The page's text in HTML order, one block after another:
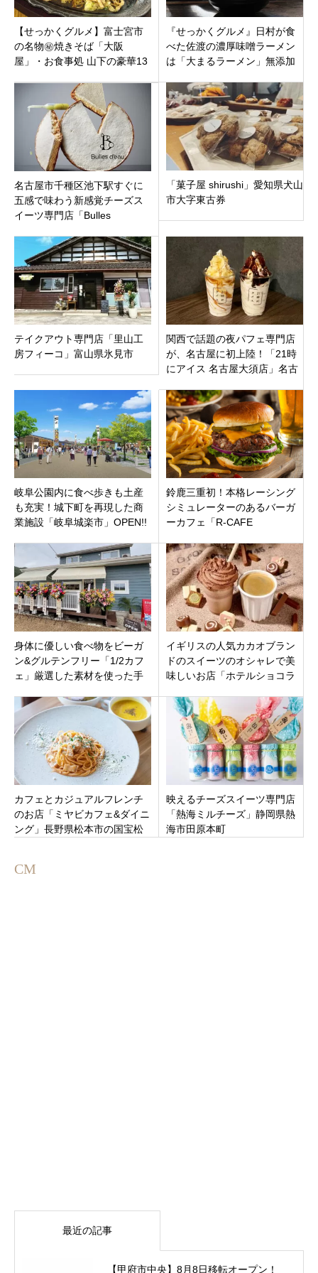
【せっかくグルメ】富士宮市
の名物㊙焼きそば「大阪
屋」・お食事処 山下の豪華13
「かつゆう」まとめ！
『せっかくグルメ』日村が食
べた佐渡の濃厚味噌ラーメン
は「大まるラーメン」無添加
選べるラーメン
名古屋市千種区池下駅すぐに
五感で味わう新感覚チーズス
イーツ専門店「Bulles
月11日オープン
「菓子屋 shirushi」愛知県犬山
市大字東古券
テイクアウト専門店「里山工
房フィーコ」富山県氷見市
関西で話題の夜パフェ専門店
が、名古屋に初上陸！「21時
にアイス 名古屋大須店」名古
岐阜公園内に食べ歩きも土産
も充実！城下町を再現した商
業施設「岐阜城楽市」OPEN!!
たい
鈴鹿三重初！本格レーシング
シミュレーターのあるバーガ
ーカフェ「R-CAFE
らも車で5分にオープン！
身体に優しい食べ物をビーガ
ン&グルテンフリー「1/2カフ
ェ」厳選した素材を使った手
県加茂郡富加町加治田
イギリスの人気カカオブラン
ドのスイーツのオシャレで美
味しいお店「ホテルショコラ
ンモール新潟南 1F
カフェとカジュアルフレンチ
のお店「ミヤビカフェ&ダイニ
ング」長野県松本市の国宝松
映えるチーズスイーツ専門店
「熱海ミルチーズ」静岡県熱
海市田原本町
CM
最近の記事
【甲府市中央】8月8日移転オープン！